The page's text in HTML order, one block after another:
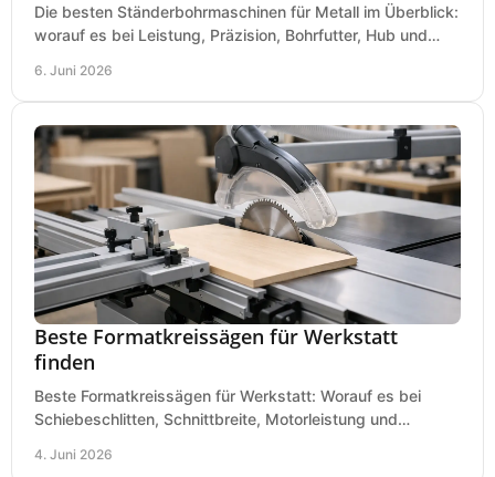
Die besten Ständerbohrmaschinen für Metall im Überblick:
worauf es bei Leistung, Präzision, Bohrfutter, Hub und
6. Juni 2026
Beste Formatkreissägen für Werkstatt
finden
Beste Formatkreissägen für Werkstatt: Worauf es bei
Schiebeschlitten, Schnittbreite, Motorleistung und
4. Juni 2026